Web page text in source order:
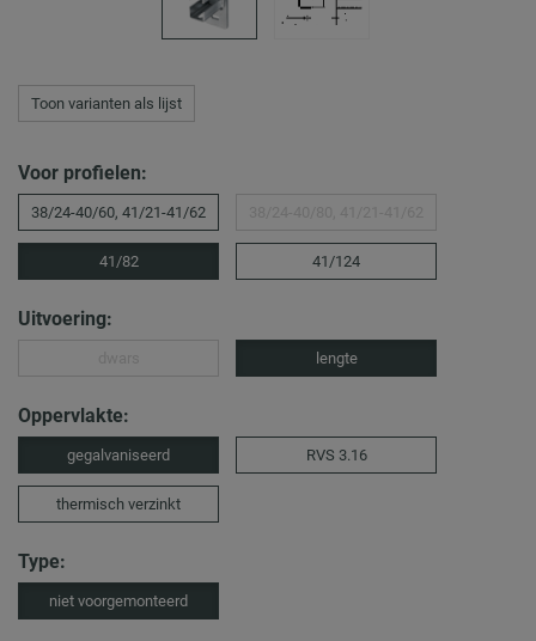
Toon varianten als lijst
Voor profielen:
38/24-40/60, 41/21-41/62
41/82 41/124
Uitvoering:
lengte
Oppervlakte:
gegalvaniseerd RVS 3.16
thermisch verzinkt
Type:
niet voorgemonteerd